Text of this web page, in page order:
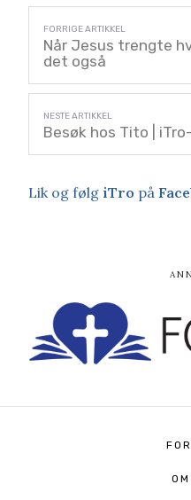
Når Jesus trengte
det også
Besøk hos Tito |
Lik og følg iTro på